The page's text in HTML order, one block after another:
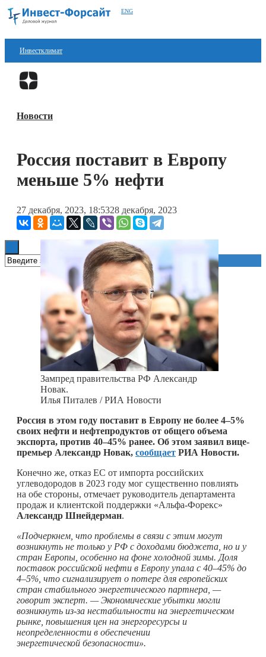
ENG
Инвестклимат
Финансы
Блокчейн
Книги
Новости
Россия поставит в Европу
меньше 5% нефти
27 декабря, 2023, 18:5328 декабря, 2023
Зампред правительства РФ Александр
Новак.
Илья Питалев / РИА Новости
Россия в этом году поставит в Европу не более 4–5%
своих нефти и нефтепродуктов от общего объема
экспорта, против 40–45% ранее. Об этом заявил вице-
премьер Александр Новак, сообщает РИА Новости.
Конечно же, отказ ЕС от импорта российских
углеводородов в 2023 году мог существенно повлиять
на обе стороны, отмечает руководитель департамента
продаж и клиентской поддержки «Альфа-Форекс»
Александр Шнейдерман.
«Подчеркнем, что проблемы в связи с этим могут
возникнуть не только у РФ с доходами бюджета, но и у
стран Европы, особенно на фоне холодной зимы. Доля
поставок российской нефти в Европу упала с 40–45% до
4–5%, что сигнализирует о потере для европейских
стран стабильного энергетического партнера, —
говорит эксперт. — Экономические убытки могли
возникнуть из-за нестабильности на энергетическом
рынке, повышения цен на энергоресурсы и
неопределенности в обеспечении
энергетической безопасности».